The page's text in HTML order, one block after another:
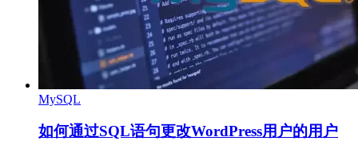
MySQL
如何通过SQL语句更改WordPress用户的用户